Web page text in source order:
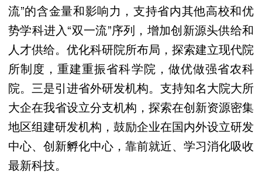
流”的含金量和影响力，支持省内其他高校和优
势学科进入“双一流”序列，增加创新源头供给和
人才供给。优化科研院所布局，探索建立现代院
所制度，重建重振省科学院，做优做强省农科
院。三是引进省外研发机构。支持知名大院大所
大企在我省设立分支机构，探索在创新资源密集
地区组建研发机构，鼓励企业在国内外设立研发
中心、创新孵化中心，靠前就近、学习消化吸收
最新科技。